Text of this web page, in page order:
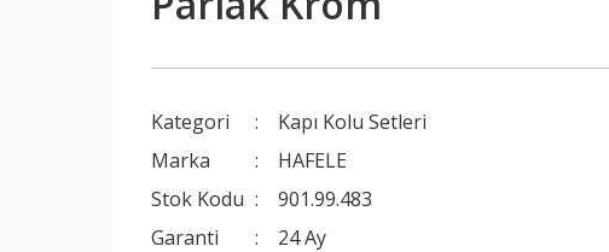
Kategori
Kapı Kolu Setleri
Marka
HAFELE
Stok Kodu
901.99.483
Garanti
24 Ay